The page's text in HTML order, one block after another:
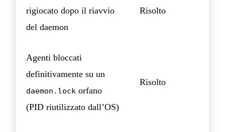
rigiocato dopo il riavvio
del daemon
Risolto
Agenti bloccati
definitivamente su un
daemon.lock orfano
(PID riutilizzato dall’OS)
Risolto